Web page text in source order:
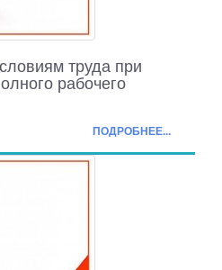
труда при
рабочего
ПОДРОБНЕЕ...